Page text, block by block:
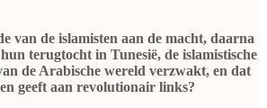
van de islamisten aan de macht, daarna
terugtocht in Tunesië, de islamistische
de Arabische wereld verzwakt, en dat
geeft aan revolutionair links?